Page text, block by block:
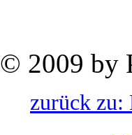
© 2009 by
zurück zu: